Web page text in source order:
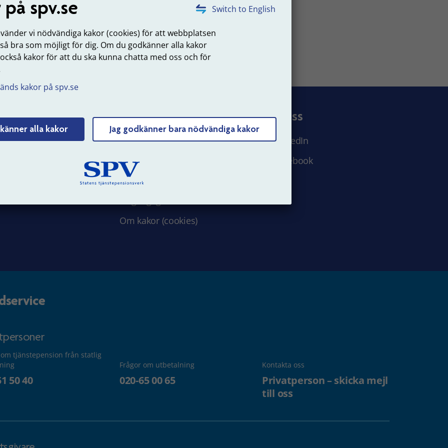
Switch to English
spv.se
vi nödvändiga kakor (cookies) för att webbplatsen
bra som möjligt för dig. Om du godkänner alla kakor
kakor för att du ska kunna chatta med oss och för
kakor på spv.se
alla kakor Jag godkänner bara nödvändiga kakor
2024-06-10
Tyck till om sidans innehåll
Om webbplatsen
Webbkarta
Struktur och innehåll
Personuppgifter
Om kakor (cookies)
Följ oss
LinkedIn
Facebook
om tjänstepension från statlig
50 40
Frågor om utbetalning
020-65 00 65
Kontakta oss
Privatperson – skicka mejl
till oss